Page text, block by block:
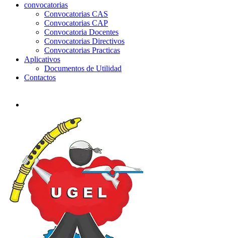
convocatorias
Convocatorias CAS
Convocatorias CAP
Convocatoria Docentes
Convocatorias Directivos
Convocatorias Practicas
Aplicativos
Documentos de Utilidad
Contactos